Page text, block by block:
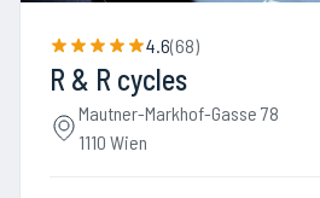
4.6(68)
R & R cycles
Mautner-Markhof-Gasse 78
1110 Wien